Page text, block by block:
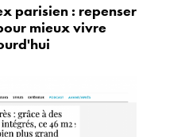
parisien : repenser
mieux vivre